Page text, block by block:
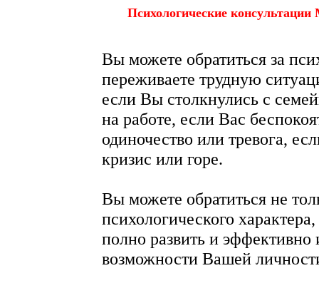
Психологические
Вы можете обратиться за
переживаете трудную
если Вы столкнулись с
на работе, если Вас
одиночество или тревога,
кризис или горе.
Вы можете обратиться не
психологического
полно развить и эффективно
возможности Вашей